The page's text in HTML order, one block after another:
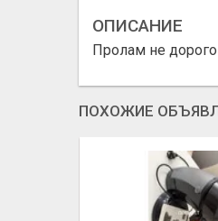
ОПИСАНИЕ
Пролам не
ПОХОЖИЕ